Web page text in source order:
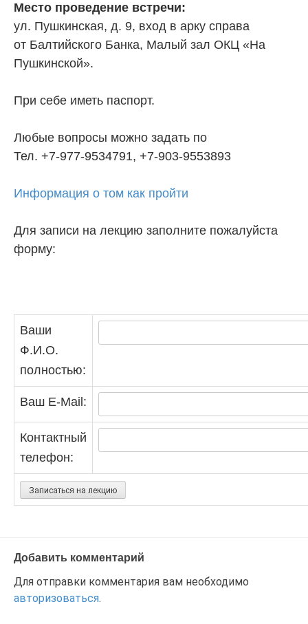
Место проведение встречи:
ул. Пушкинская, д. 9, вход в арку справа
от Балтийского Банка, Малый зал ОКЦ «На
Пушкинской».
При себе иметь паспорт.
Любые вопросы можно задать по
Тел. +7-977-9534791, +7-903-9553893
Информация о том как пройти
Для записи на лекцию заполните пожалуйста
форму:
Ваши
Ф.И.О.
полностью:
Ваш E-Mail:
Контактный
телефон:
Добавить комментарий
Для отправки комментария вам необходимо
авторизоваться.